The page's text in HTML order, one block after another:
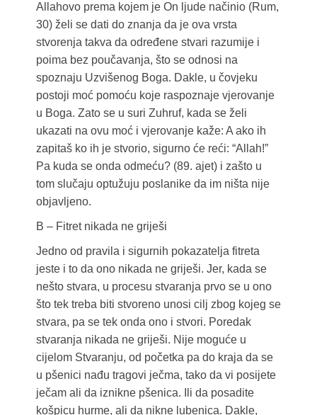
Allahovo prema kojem je On ljude načinio (Rum,
30) želi se dati do znanja da je ova vrsta
stvorenja takva da određene stvari razumije i
poima bez poučavanja, što se odnosi na
spoznaju Uzvišenog Boga. Dakle, u čovjeku
postoji moć pomoću koje raspoznaje vjerovanje
u Boga. Zato se u suri Zuhruf, kada se želi
ukazati na ovu moć i vjerovanje kaže: A ako ih
zapitaš ko ih je stvorio, sigurno će reći: “Allah!”
Pa kuda se onda odmeću? (89. ajet) i zašto u
tom slučaju optužuju poslanike da im ništa nije
objavljeno.
B – Fitret nikada ne griješi
Jedno od pravila i sigurnih pokazatelja fitreta
jeste i to da ono nikada ne griješi. Jer, kada se
nešto stvara, u procesu stvaranja prvo se u ono
što tek treba biti stvoreno unosi cilj zbog kojeg se
stvara, pa se tek onda ono i stvori. Poredak
stvaranja nikada ne griješi. Nije moguće u
cijelom Stvaranju, od početka pa do kraja da se
u pšenici nađu tragovi ječma, tako da vi posijete
ječam ali da iznikne pšenica. Ili da posadite
košpicu hurme, ali da nikne lubenica. Dakle,